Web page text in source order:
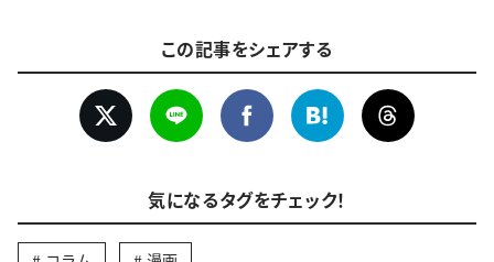
この記事をシェアする
気になるタグをチェック！